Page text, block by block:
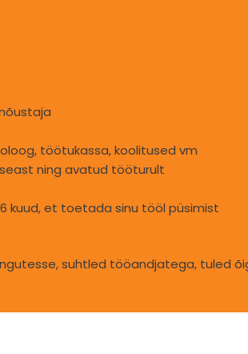
töötukassa, koolitused vm
ning avatud tööturult
kuud, et toetada sinu tööl püsimist
suhtled tööandjatega, tuled